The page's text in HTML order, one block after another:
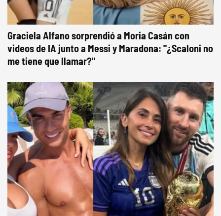
Graciela Alfano sorprendió a Moria Casán con
videos de IA junto a Messi y Maradona: "¿Scaloni no
me tiene que llamar?"